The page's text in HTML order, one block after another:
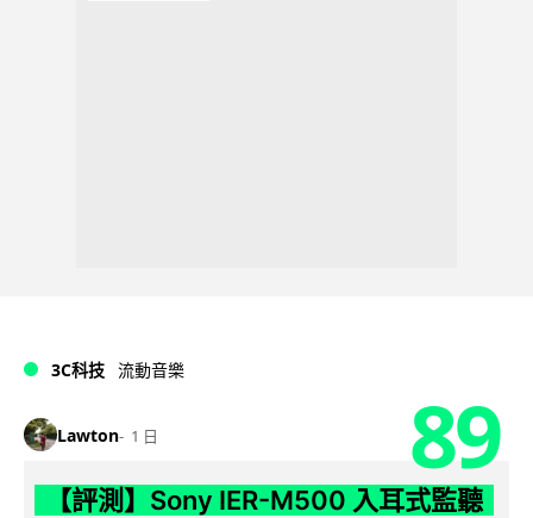
3C科技 流動音樂
Lawton 1 日 89
【評測】Sony IER-M500 入耳式監聽